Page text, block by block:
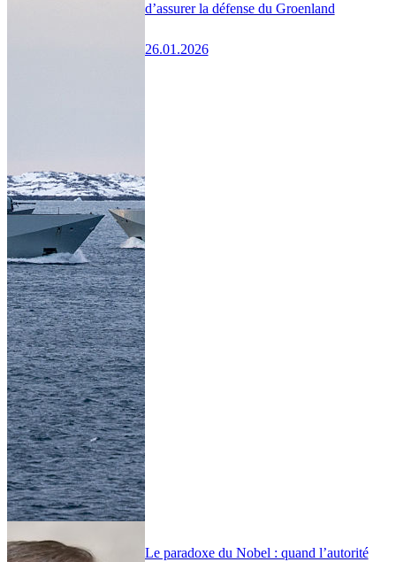
d’assurer la défense du Groenland
26.01.2026
Le paradoxe du Nobel : quand l’autorité